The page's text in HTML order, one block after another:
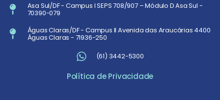
Asa Sul/DF - Campus I SEPS 708/907 – Módulo D Asa Sul -
70390-079
Águas Claras/DF - Campus II Avenida das Araucárias 4400
Águas Claras - 71936-250
(61) 3442-5300
Política de Privacidade